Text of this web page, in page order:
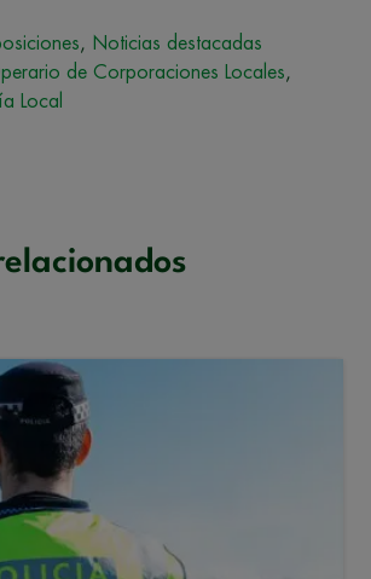
, Noticias destacadas
de Corporaciones Locales,
Local